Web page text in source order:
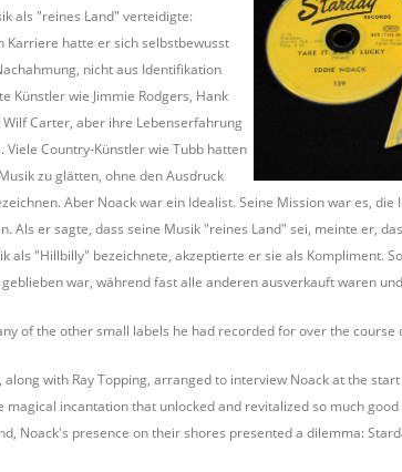
als "reines Land" verteidigte:
Karriere hatte er sich selbstbewusst
nicht aus Identifikation
Künstler wie Jimmie Rodgers, Hank
Carter, aber ihre Lebenserfahrung
Viele Country-Künstler wie Tubb hatten
zu glätten, ohne den Ausdruck
Aber Noack war ein Idealist. Seine Mission war es,
Als er sagte, dass seine Musik "reines Land" sei, meinte er,
als "Hillbilly" bezeichnete, akzeptierte er sie als Kompliment.
war, während fast alle anderen ausverkauft waren
of the other small labels he had recorded for over the
with Ray Topping, arranged to interview Noack at the
magical incantation that unlocked and revitalized so much
Noack's presence on their shores presented a dilemma: